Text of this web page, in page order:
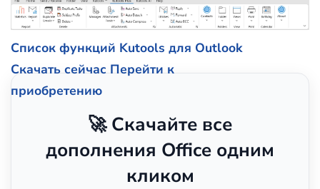
Список функций Kutools для Outlook
Скачать сейчас Перейти к
приобретению
🚀 Скачайте все
дополнения Office одним
кликом